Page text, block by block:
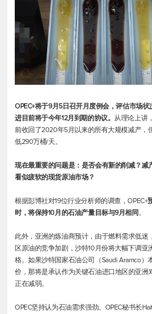
OPEC+将于9月5日召开月度例会，评估市场
进目前将于今年12月到期的协议。 从理论上讲
前收回了2020年5月以来的所有大规模减产，
低290万桶/天。
现在最重要的问题是：是否会有新的削减？减
看似疲软的现货原油市场？
根据彭博社对19位行业分析师的调查，OPEC+
时，将保持10月的石油产量目标与9月相同。
此外，亚洲的炼油商预计，由于燃料需求低迷
区原油的竞争加剧，沙特10月份将大幅下调亚
格。如果沙特国家石油公司（Saudi Aramco）
价，那将是承认作为关键石油进口地区的亚洲
正在减弱。
OPEC坚持认为石油需求强劲。OPEC秘书长